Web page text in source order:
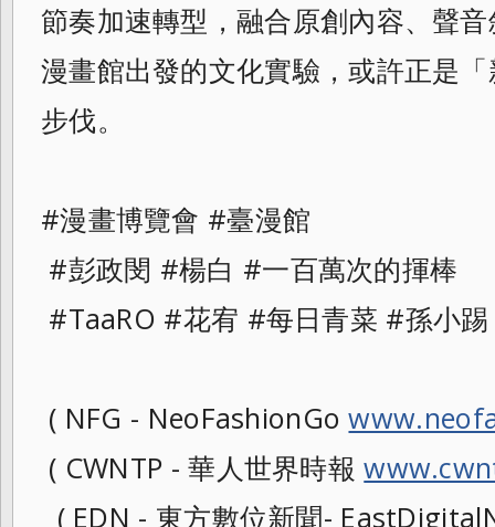
節奏加速轉型，融合原創內容、聲
漫畫館出發的文化實驗，或許正是
步伐。
#漫畫博覽會 #臺漫館
#彭政閔 #楊白 #一百萬次的揮棒
#TaaRO #花宥 #每日青菜 #孫小
( NFG - NeoFashionGo
( CWNTP - 華人世界時報
( EDN - 東方數位新聞-